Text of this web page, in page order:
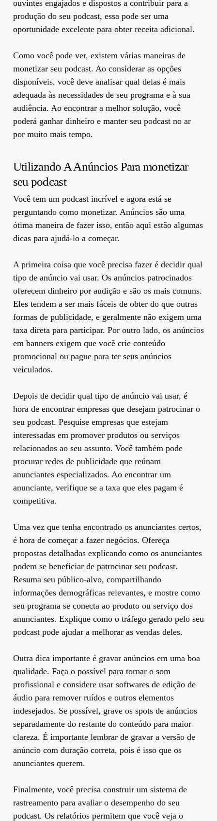
ouvintes engajados e dispostos a contribuir para a
produção do seu podcast, essa pode ser uma
oportunidade excelente para obter receita adicional.
Como você pode ver, existem várias maneiras de
monetizar seu podcast. Ao considerar as opções
disponíveis, você deve analisar qual delas é mais
adequada às necessidades de seu programa e à sua
audiência. Ao encontrar a melhor solução, você
poderá ganhar dinheiro e manter seu podcast no ar
por muito mais tempo.
Utilizando A Anúncios Para monetizar
seu podcast
Você tem um podcast incrível e agora está se
perguntando como monetizar. Anúncios são uma
ótima maneira de fazer isso, então aqui estão algumas
dicas para ajudá-lo a começar.
A primeira coisa que você precisa fazer é decidir qual
tipo de anúncio vai usar. Os anúncios patrocinados
oferecem dinheiro por audição e são os mais comuns.
Eles tendem a ser mais fáceis de obter do que outras
formas de publicidade, e geralmente não exigem uma
taxa direta para participar. Por outro lado, os anúncios
em banners exigem que você crie conteúdo
promocional ou pague para ter seus anúncios
veiculados.
Depois de decidir qual tipo de anúncio vai usar, é
hora de encontrar empresas que desejam patrocinar o
seu podcast. Pesquise empresas que estejam
interessadas em promover produtos ou serviços
relacionados ao seu assunto. Você também pode
procurar redes de publicidade que reúnam
anunciantes especializados. Ao encontrar um
anunciante, verifique se a taxa que eles pagam é
competitiva.
Uma vez que tenha encontrado os anunciantes certos,
é hora de começar a fazer negócios. Ofereça
propostas detalhadas explicando como os anunciantes
podem se beneficiar de patrocinar seu podcast.
Resuma seu público-alvo, compartilhando
informações demográficas relevantes, e mostre como
seu programa se conecta ao produto ou serviço dos
anunciantes. Explique como o tráfego gerado pelo seu
podcast pode ajudar a melhorar as vendas deles.
Outra dica importante é gravar anúncios em uma boa
qualidade. Faça o possível para tornar o som
profissional e considere usar softwares de edição de
áudio para remover ruídos e outros elementos
indesejados. Se possível, grave os spots de anúncios
separadamente do restante do conteúdo para maior
clareza. É importante lembrar de gravar a versão de
anúncio com duração correta, pois é isso que os
anunciantes querem.
Finalmente, você precisa construir um sistema de
rastreamento para avaliar o desempenho do seu
podcast. Os relatórios permitem que você veja o